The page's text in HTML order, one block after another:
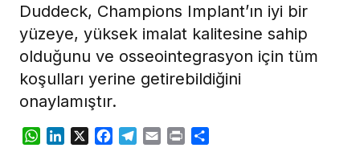
Duddeck, Champions Implant’ın iyi bir
yüzeye, yüksek imalat kalitesine sahip
olduğunu ve osseointegrasyon için tüm
koşulları yerine getirebildiğini
onaylamıştır.
WhatsApp
LinkedIn
X Facebook
Telegram
Email Print